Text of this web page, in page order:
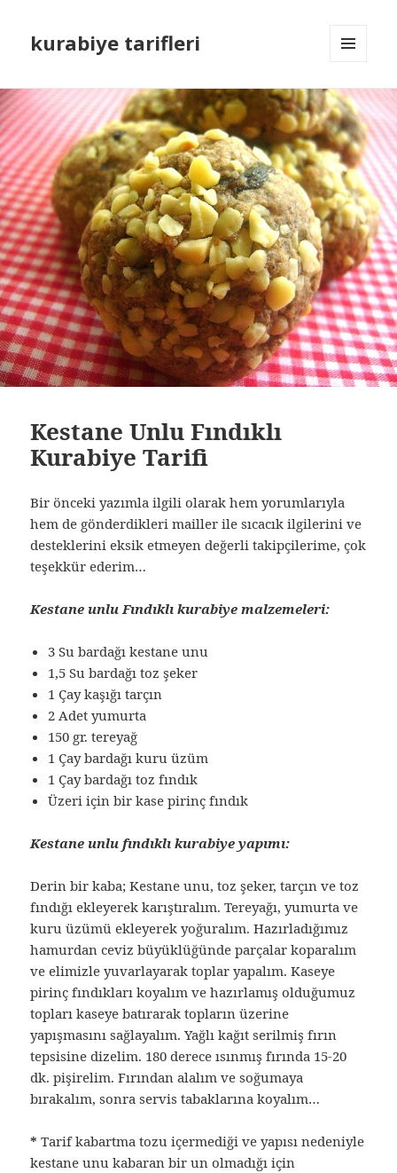
kurabiye tarifleri
BILEŞENLER
Kestane Unlu Fındıklı
Kurabiye Tarifi
Bir önceki yazımla ilgili olarak hem yorumlarıyla
hem de gönderdikleri mailler ile sıcacık ilgilerini ve
desteklerini eksik etmeyen değerli takipçilerime, çok
teşekkür ederim…
Kestane unlu Fındıklı kurabiye malzemeleri:
3 Su bardağı kestane unu
1,5 Su bardağı toz şeker
1 Çay kaşığı tarçın
2 Adet yumurta
150 gr. tereyağ
1 Çay bardağı kuru üzüm
1 Çay bardağı toz fındık
Üzeri için bir kase pirinç fındık
Kestane unlu fındıklı kurabiye yapımı:
Derin bir kaba; Kestane unu, toz şeker, tarçın ve toz
fındığı ekleyerek karıştıralım. Tereyağı, yumurta ve
kuru üzümü ekleyerek yoğuralım. Hazırladığımız
hamurdan ceviz büyüklüğünde parçalar koparalım
ve elimizle yuvarlayarak toplar yapalım. Kaseye
pirinç fındıkları koyalım ve hazırlamış olduğumuz
topları kaseye batırarak topların üzerine
yapışmasını sağlayalım. Yağlı kağıt serilmiş fırın
tepsisine dizelim. 180 derece ısınmış fırında 15-20
dk. pişirelim. Fırından alalım ve soğumaya
bırakalım, sonra servis tabaklarına koyalım…
* Tarif kabartma tozu içermediği ve yapısı nedeniyle
kestane unu kabaran bir un olmadığı için